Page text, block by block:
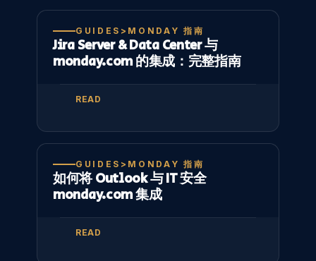
GUIDES>MONDAY 指南
Jira Server & Data Center 与
monday.com 的集成：完整指南
READ
GUIDES>MONDAY 指南
如何将 Outlook 与 IT 安全
monday.com 集成
READ